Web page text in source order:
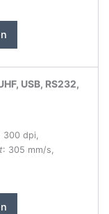
USB, RS232,
300 dpi,
: 305 mm/s,